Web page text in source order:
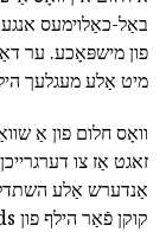
באַל-כאַלוימעס
פון מישפּאָכע. ער
מיט אַלע מעגלעך
וואָס חלום פון אַ
זאגט אַז צו
אַנדערש אַלע
קוקן פֿאַר הילף פון Friends און אַקוויינטאַנסיז.